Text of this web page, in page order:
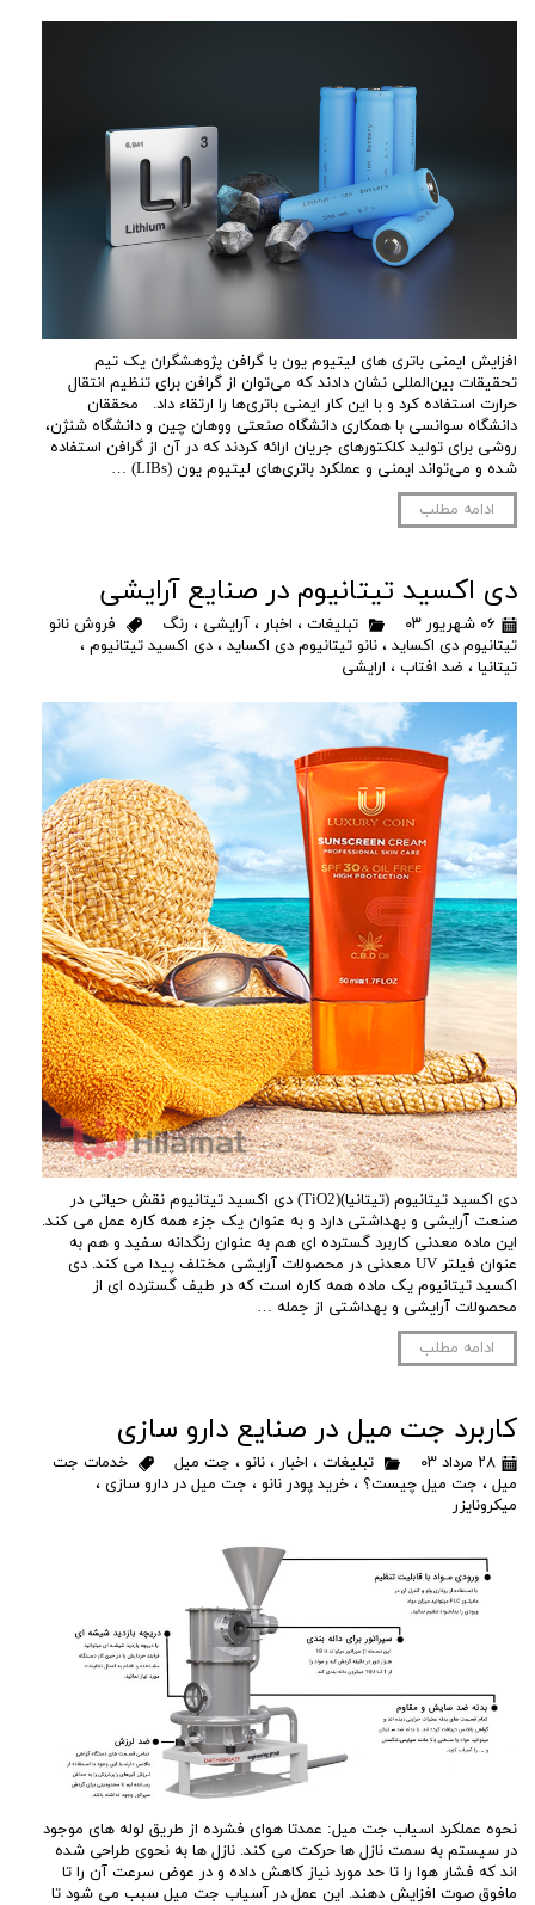
افزایش ایمنی باتری های لیتیوم یون با گرافن پژوهشگران یک تیم
تحقیقات بین‌المللی نشان دادند که می‌توان از گرافن برای تنظیم انتقال
حرارت استفاده کرد و با این کار ایمنی باتری‌ها را ارتقاء داد. محققان
دانشگاه سوانسی با همکاری دانشگاه صنعتی ووهان چین و دانشگاه شنژن،
روشی برای تولید کلکتورهای جریان ارائه کردند که در آن از گرافن استفاده
شده و می‌تواند ایمنی و عملکرد باتری‌های لیتیوم یون (LIBs) …
ادامه مطلب
دی اکسید تیتانیوم در صنایع آرایشی
۰۶ شهریور ۰۳ تبلیغات ، اخبار ، آرایشی ، رنگ
فروش نانو
تیتانیوم دی اکساید ، نانو تیتانیوم دی اکساید ، دی اکسید تیتانیوم ،
تیتانیا ، ضد افتاب ، ارایشی
دی اکسید تیتانیوم (تیتانیا)(TiO2) دی اکسید تیتانیوم نقش حیاتی در
صنعت آرایشی و بهداشتی دارد و به عنوان یک جزء همه کاره عمل می کند.
این ماده معدنی کاربرد گسترده ای هم به عنوان رنگدانه سفید و هم به
عنوان فیلتر UV معدنی در محصولات آرایشی مختلف پیدا می کند. دی
اکسید تیتانیوم یک ماده همه کاره است که در طیف گسترده ای از
محصولات آرایشی و بهداشتی از جمله …
ادامه مطلب
کاربرد جت میل در صنایع دارو سازی
۲۸ مرداد ۰۳ تبلیغات ، اخبار ، نانو ، جت میل
خدمات جت
میل ، جت میل چیست؟ ، خرید پودر نانو ، جت میل در دارو سازی ،
میکرونایزر
نحوه عملکرد اسیاب جت میل: عمدتا هوای فشرده از طریق لوله های موجود
در سیستم به سمت نازل ها حرکت می کند. نازل ها به نحوی طراحی شده
اند که فشار هوا را تا حد مورد نیاز کاهش داده و در عوض سرعت آن را تا
مافوق صوت افزایش دهند. این عمل در آسیاب جت میل سبب می شود تا